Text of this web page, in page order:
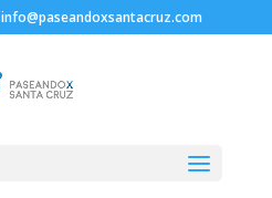
info@paseandoxsantacruz.com